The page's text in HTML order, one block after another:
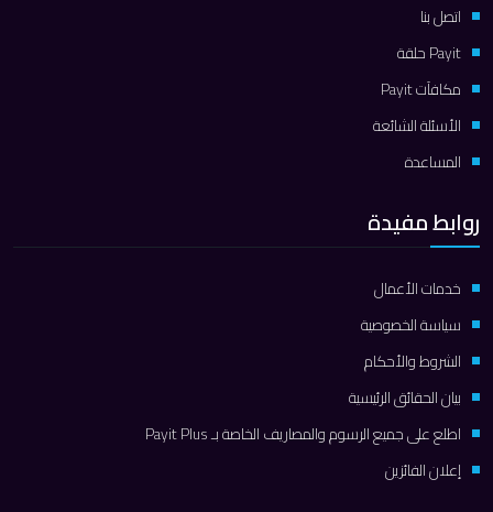
اتصل بنا
Payit حلقة
مكافآت Payit
الأسئلة الشائعة
المساعدة
روابط مفيدة
خدمات الأعمال
سياسة الخصوصية
الشروط والأحكام
بيان الحقائق الرئيسية
اطلع على جميع الرسوم والمصاريف الخاصة بـ Payit Plus
إعلان الفائزين